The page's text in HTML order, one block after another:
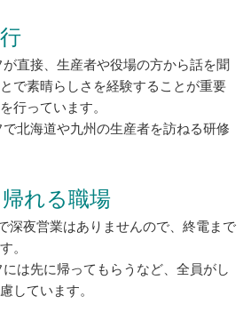
が直接、生産者や役場の方から話を聞
で素晴らしさを経験することが重要
行っています。
で北海道や九州の生産者を訪ねる研修
れる職場
深夜営業はありませんので、終電まで
。
には先に帰ってもらうなど、全員がし
しています。